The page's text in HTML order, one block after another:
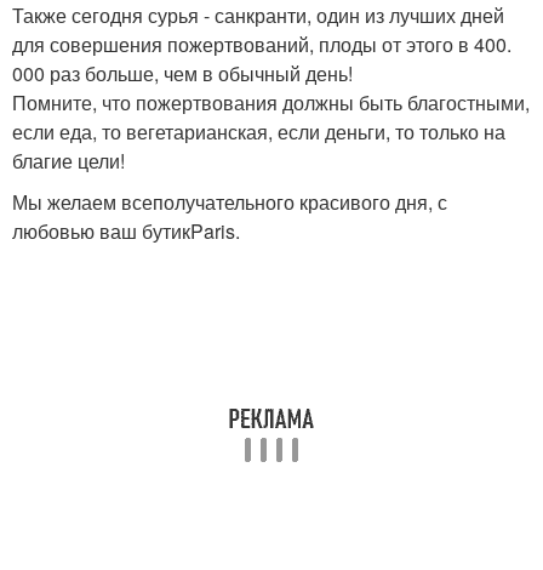
Также сегодня сурья - санкранти, один из лучших дней
для совершения пожертвований, плоды от этого в 400.
000 раз больше, чем в обычный день!
Помните, что пожертвования должны быть благостными,
если еда, то вегетарианская, если деньги, то только на
благие цели!
Мы желаем всеполучательного красивого дня, с
любовью ваш бутикParis.